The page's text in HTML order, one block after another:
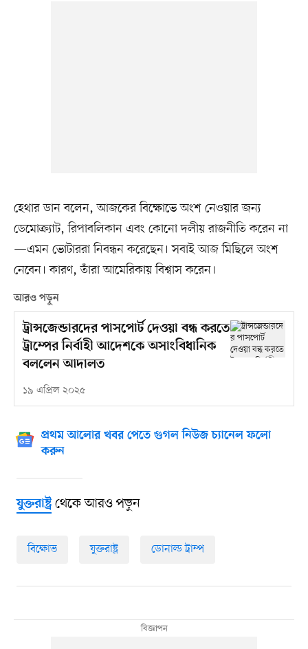
হেথার ডান বলেন, আজকের বিক্ষোভে অংশ নেওয়ার জন্য
ডেমোক্র্যাট, রিপাবলিকান এবং কোনো দলীয় রাজনীতি করেন না
—এমন ভোটাররা নিবন্ধন করেছেন। সবাই আজ মিছিলে অংশ
নেবেন। কারণ, তাঁরা আমেরিকায় বিশ্বাস করেন।
আরও পড়ুন
ট্রান্সজেন্ডারদের পাসপোর্ট দেওয়া বন্ধ করতে
ট্রাম্পের নির্বাহী আদেশকে অসাংবিধানিক
বললেন আদালত
১৯ এপ্রিল ২০২৫
প্রথম আলোর খবর পেতে গুগল নিউজ চ্যানেল ফলো
করুন
যুক্তরাষ্ট্রথেকে আরও পড়ুন
বিক্ষোভ যুক্তরাষ্ট্র ডোনাল্ড ট্রাম্প